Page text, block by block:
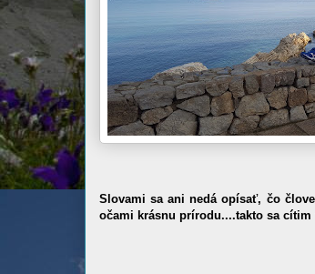
Slovami sa ani nedá opísať, čo
očami krásnu prírodu....takto sa